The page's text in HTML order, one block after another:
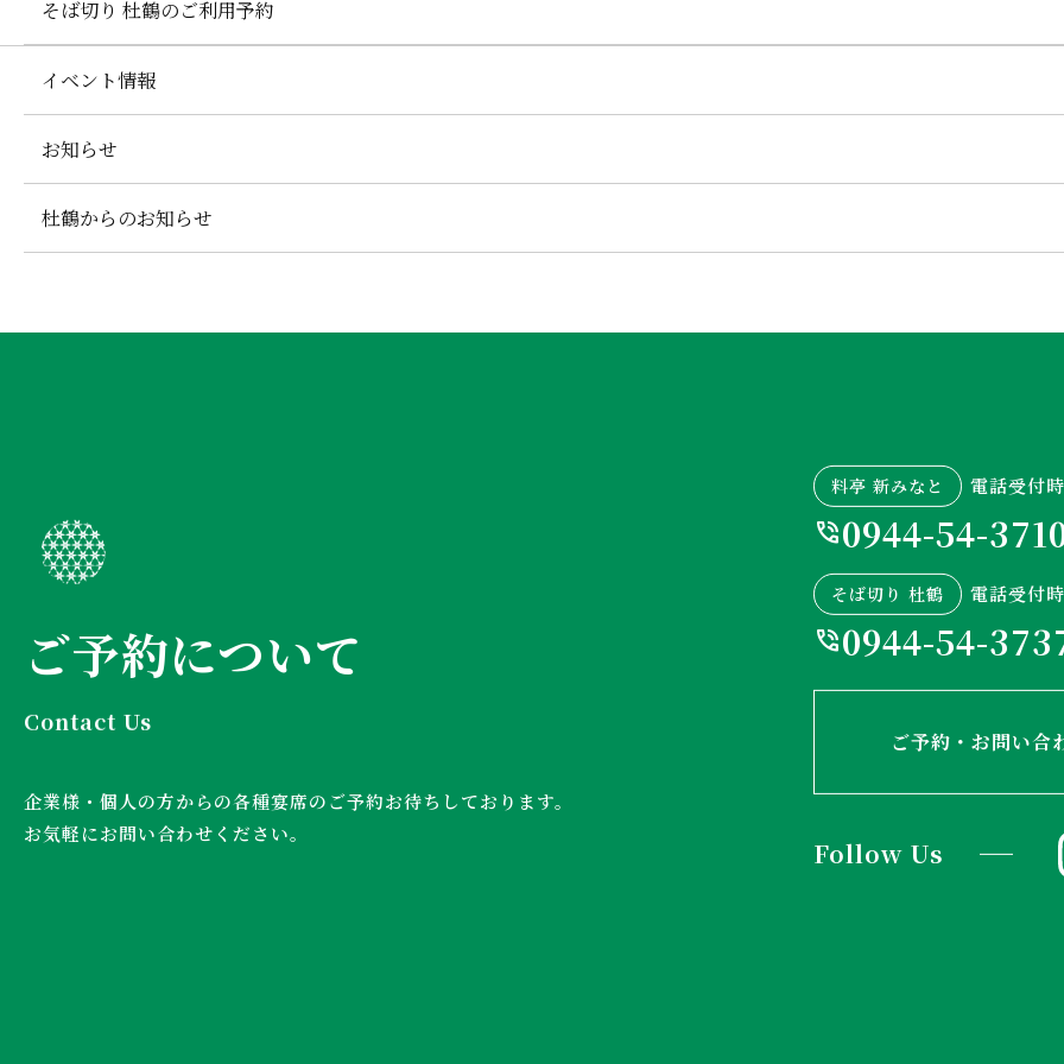
そば切り 杜鶴のご利用予約
イベント情報
お知らせ
杜鶴からのお知らせ
ご予約について
Contact Us
企業様・個人の方からの各種宴席のご予約お待ちしております。
お気軽にお問い合わせください。
料亭 新みなと 電話受付
phone_in_talk0944-54-
そば切り 杜鶴 電話受付
phone_in_talk0944-54-
ご予約・お問い合
Follow Us